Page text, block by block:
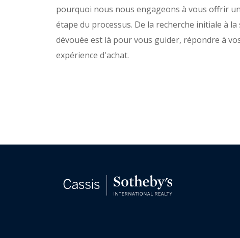
pourquoi nous nous engageons à vous offrir
étape du processus. De la recherche initiale à
dévouée est là pour vous guider, répondre à
expérience d'achat.